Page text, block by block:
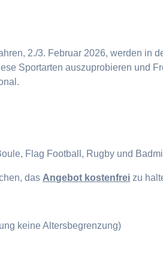
2./3. Februar 2026, werden in
Sportarten auszuprobieren und
Flag Football, Rugby und
das Angebot kostenfrei zu
keine Altersbegrenzung)